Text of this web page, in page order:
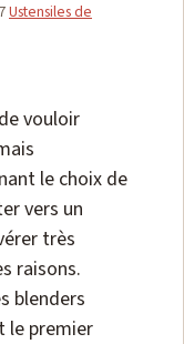
Ustensiles de
vouloir
le choix de
vers un
très
raisons.
blenders
le premier